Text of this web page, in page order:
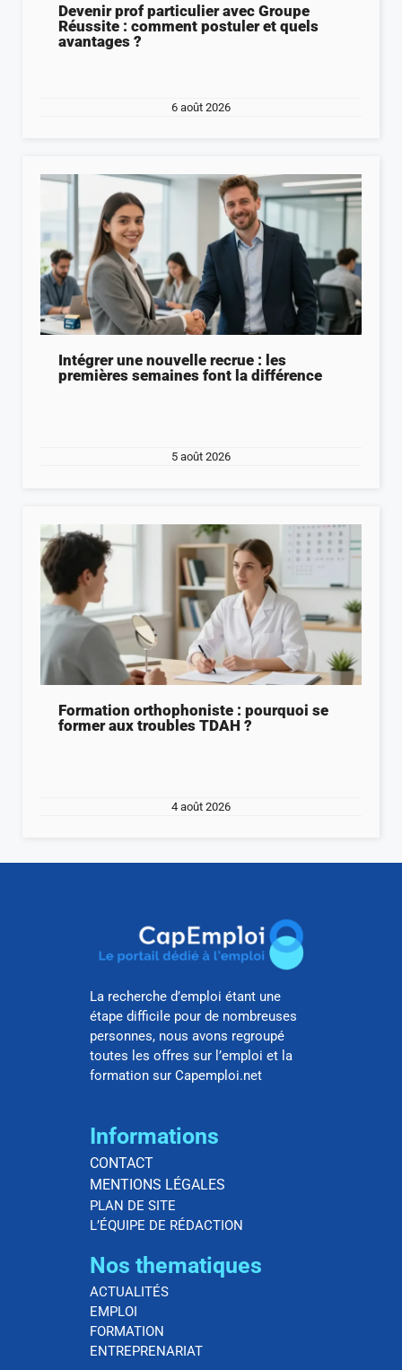
Devenir prof particulier avec Groupe
Réussite : comment postuler et quels
avantages ?
6 août 2026
Intégrer une nouvelle recrue : les
premières semaines font la différence
5 août 2026
Formation orthophoniste : pourquoi se
former aux troubles TDAH ?
4 août 2026
La recherche d’emploi étant une
étape difficile pour de nombreuses
personnes, nous avons regroupé
toutes les offres sur l’emploi et la
formation sur Capemploi.net
Informations
CONTACT
MENTIONS LÉGALES
PLAN DE SITE
L’ÉQUIPE DE RÉDACTION
Nos thematiques
ACTUALITÉS
EMPLOI
FORMATION
ENTREPRENARIAT